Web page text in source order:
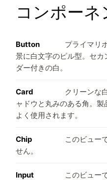
コンポーネ
Button
プライマリ
景に白文字のピル型。セ
ダー付きの白。
Card
クリーンな
ャドウと丸みのある角。
よく使用されます。
Chip
このビュー
せん。
Input
このビュー